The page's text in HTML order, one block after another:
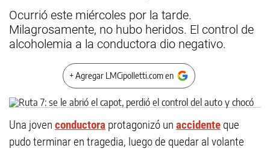
Ocurrió este miércoles por la tarde.
Milagrosamente, no hubo heridos. El control de
alcoholemia a la conductora dio negativo.
+ Agregar LMCipolletti.com en
Una joven conductora protagonizó un accidente que
pudo terminar en tragedia, luego de quedar al volante